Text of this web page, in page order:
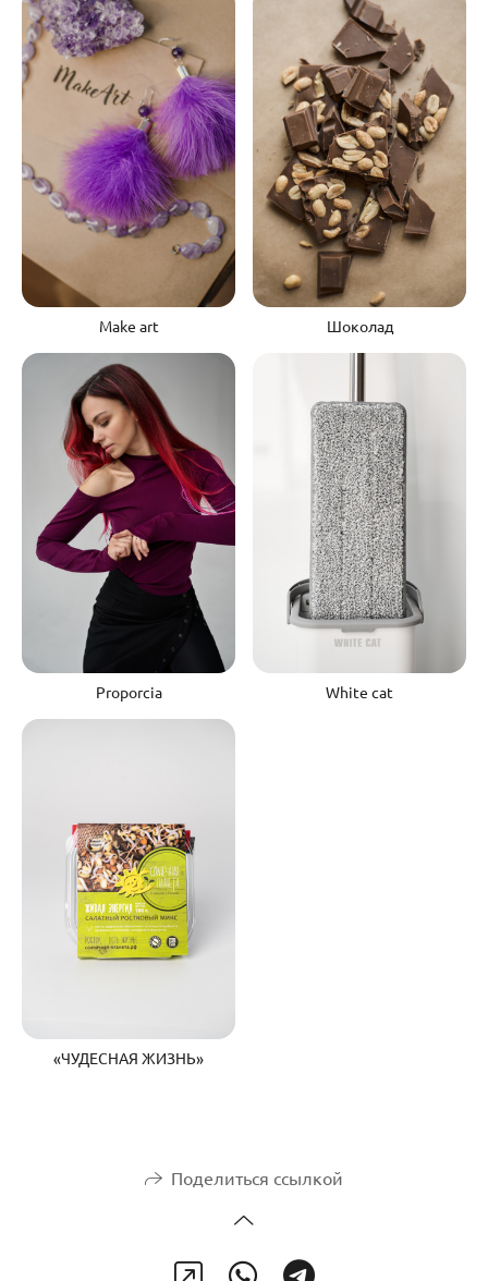
Make art Шоколад
Proporcia White cat
«ЧУДЕСНАЯ ЖИЗНЬ»
Поделиться ссылкой